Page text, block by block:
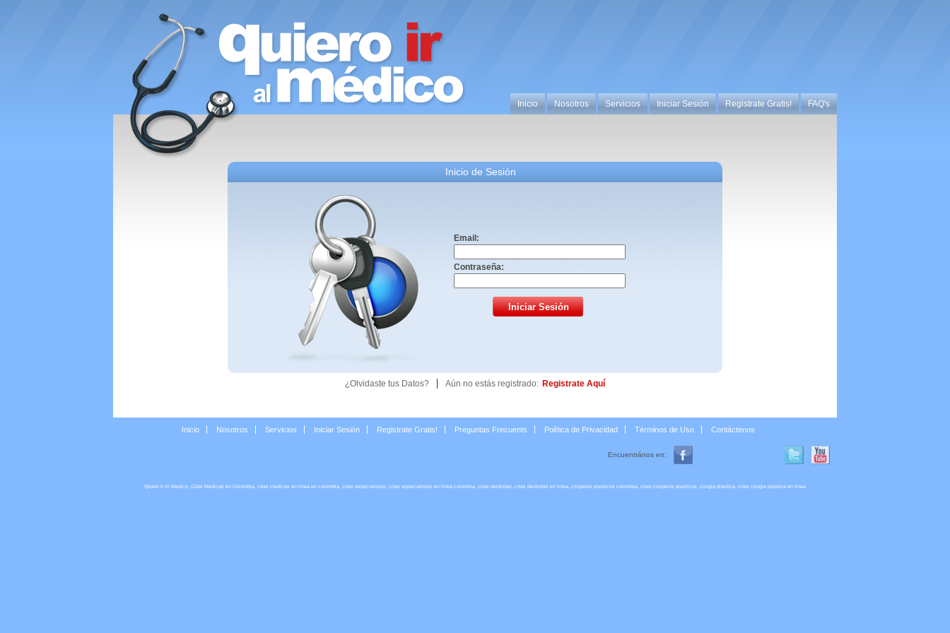
Inicio Nosotros Servicios Iniciar Sesión Registrate Gratis! FAQ's
Inicio de Sesión
Email:
Contraseña:
¿Olvidaste tus Datos? | Aún no estás registrado: Registrate Aquí
Inicio Nosotros Servicios Iniciar Sesión Registrate Gratis! Preguntas Frecuents Política de Privacidad Términos de Uso Contáctenos
Encuentrános en:
Quiero Ir Al Medico, Citas Medicas en Colombia, citas medicas en linea en colombia, citas especialistas, citas especialistas en linea colombia, citas dentistas, citas dentistas en linea, cirujanos plasticos colombia, citas cirujanos plasticos, cirugia plastica, citas cirugia plastica en linea